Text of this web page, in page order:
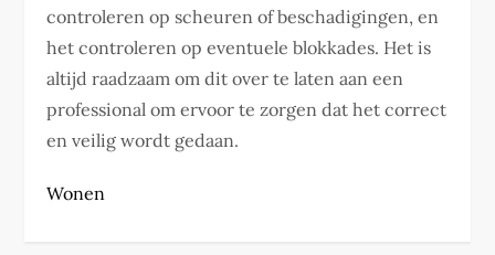
controleren op scheuren of beschadigingen, en
het controleren op eventuele blokkades. Het is
altijd raadzaam om dit over te laten aan een
professional om ervoor te zorgen dat het correct
en veilig wordt gedaan.
Wonen